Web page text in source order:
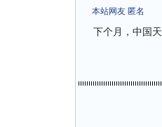
本站网友 匿名
下个月，中国